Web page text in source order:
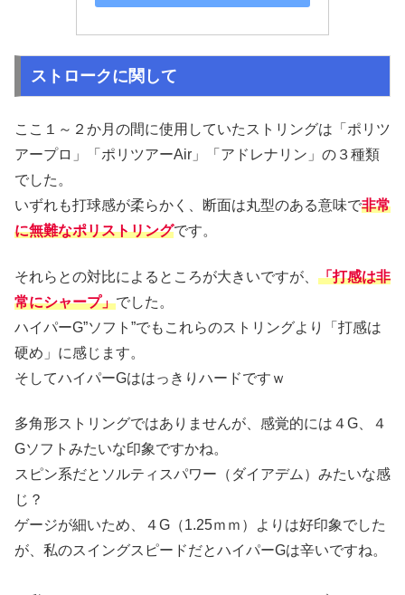
ストロークに関して
ここ１～２か月の間に使用していたストリングは「ポリツ
アープロ」「ポリツアーAir」「アドレナリン」の３種類
でした。
いずれも打球感が柔らかく、断面は丸型のある意味で非常
に無難なポリストリングです。
それらとの対比によるところが大きいですが、 「打感は非
常にシャープ」でした。
ハイパーG”ソフト”でもこれらのストリングより「打感は
硬め」に感じます。
そしてハイパーGははっきりハードですｗ
多角形ストリングではありませんが、感覚的には４G、４
Gソフトみたいな印象ですかね。
スピン系だとソルティスパワー（ダイアデム）みたいな感
じ？
ゲージが細いため、４G（1.25ｍｍ）よりは好印象でした
が、私のスイングスピードだとハイパーGは辛いですね。